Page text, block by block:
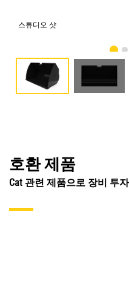
스튜디오 샷
호환 제품
Cat 관련 제품으로 장비 투